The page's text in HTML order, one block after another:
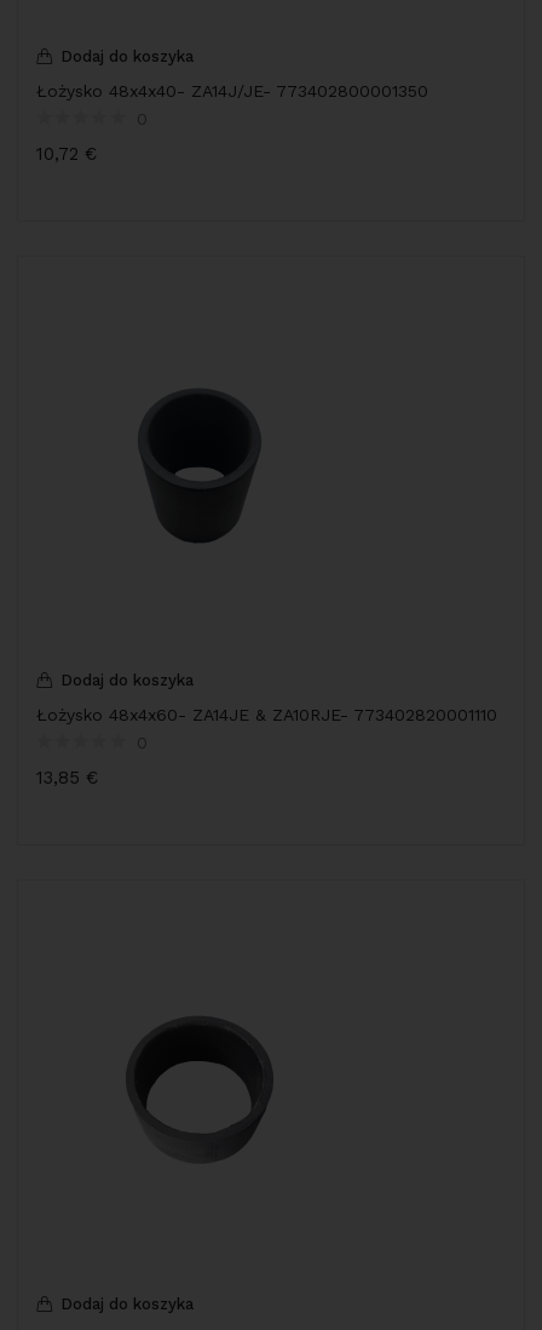
Dodaj do koszyka
Łożysko 48x4x40- ZA14J/JE- 773402800001350
0
10,72 €
Dodaj do koszyka
Łożysko 48x4x60- ZA14JE & ZA10RJE- 773402820001110
0
13,85 €
Dodaj do koszyka